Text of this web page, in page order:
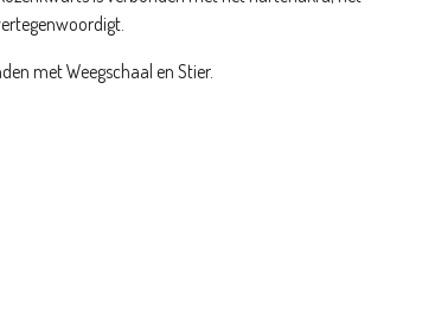
met Weegschaal en Stier.